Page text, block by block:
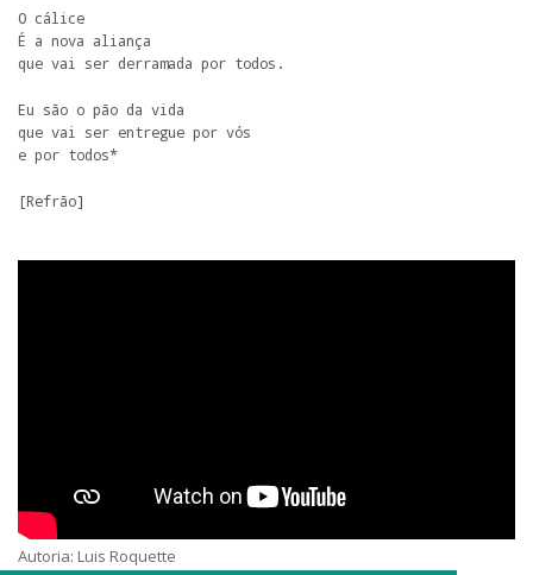
O cálice
É a nova aliança
que vai ser derramada por todos.
Eu são o pão da vida
que vai ser entregue por vós
e por todos*
[Refrão]
Autoria: Luis Roquette